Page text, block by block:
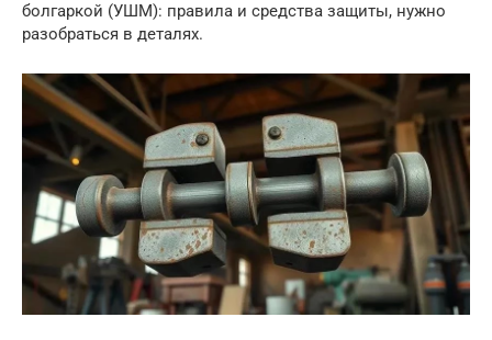
болгаркой (УШМ): правила и средства защиты, нужно
разобраться в деталях.